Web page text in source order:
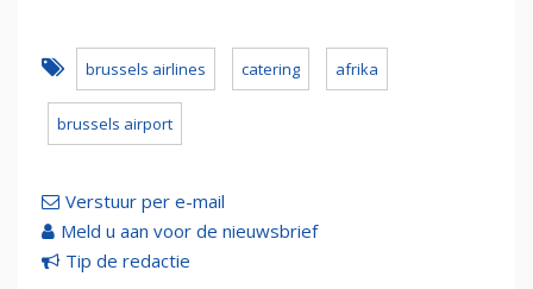
brussels airlines catering afrika
brussels airport
Verstuur per e-mail
Meld u aan voor de nieuwsbrief
Tip de redactie